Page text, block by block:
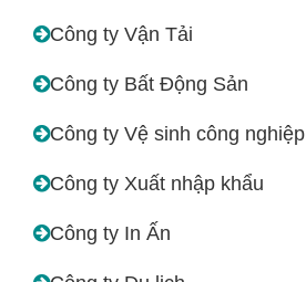
Công ty Vận Tải
Công ty Bất Động Sản
Công ty Vệ sinh công nghiệp
Công ty Xuất nhập khẩu
Công ty In Ấn